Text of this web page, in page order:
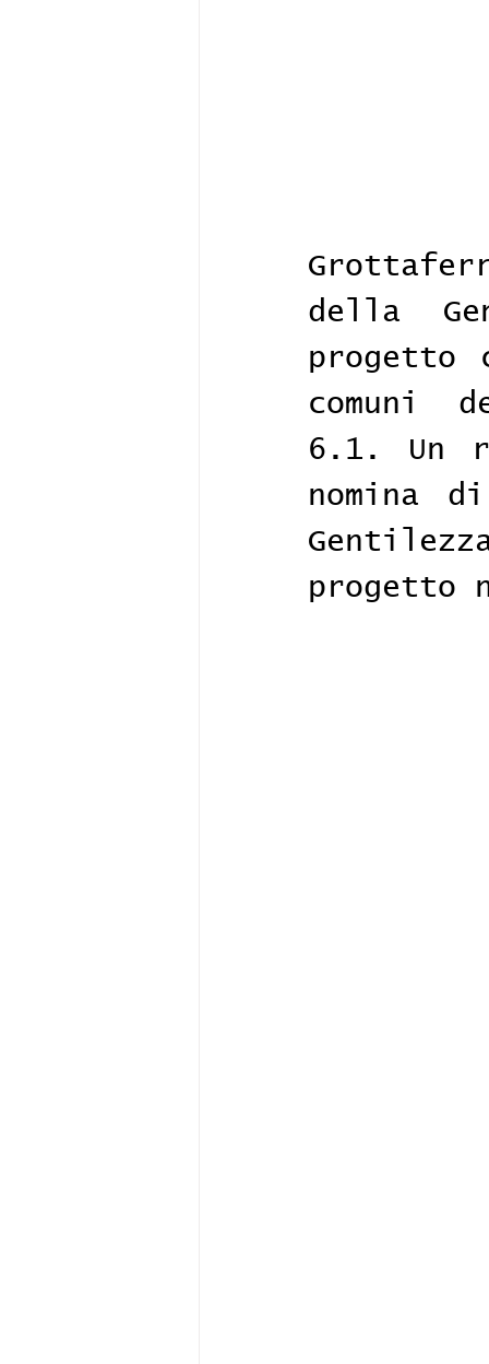
della
progetto
comuni
6.1. Un
nomina
progetto